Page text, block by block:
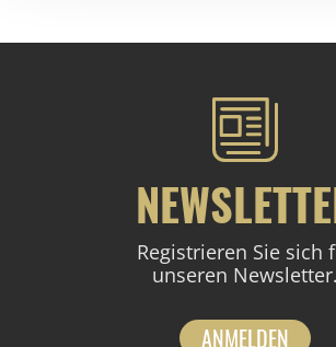
Registrieren Sie sich
unseren Newsletter.
ANMELDEN